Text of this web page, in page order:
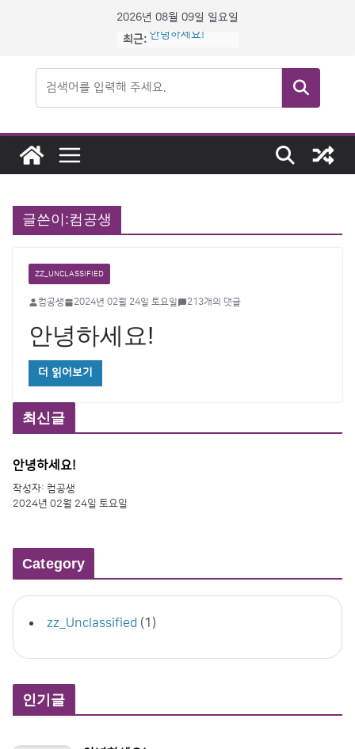
2026년 08월 09일 일요일
최근: 안녕하세요!
검색
글쓴이:컴공생
ZZ_UNCLASSIFIED
컴공생 2024년 02월 24일 토요일 213개의 댓글
안녕하세요!
더 읽어보기
최신글
안녕하세요!
작성자: 컴공생
2024년 02월 24일 토요일
Category
zz_Unclassified (1)
인기글